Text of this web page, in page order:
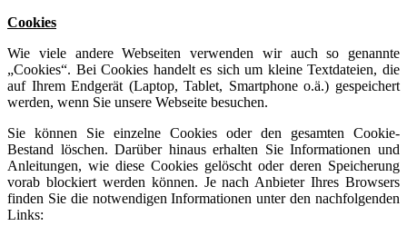
Cookies
Wie viele andere Webseiten verwenden wir auch so genannte
„Cookies“. Bei Cookies handelt es sich um kleine Textdateien, die
auf Ihrem Endgerät (Laptop, Tablet, Smartphone o.ä.) gespeichert
werden, wenn Sie unsere Webseite besuchen.
Sie können Sie einzelne Cookies oder den gesamten Cookie-
Bestand löschen. Darüber hinaus erhalten Sie Informationen und
Anleitungen, wie diese Cookies gelöscht oder deren Speicherung
vorab blockiert werden können. Je nach Anbieter Ihres Browsers
finden Sie die notwendigen Informationen unter den nachfolgenden
Links: